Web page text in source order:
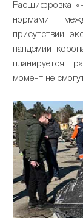
Расшифровка
нормами
присутствии
пандемии
планируется
момент не